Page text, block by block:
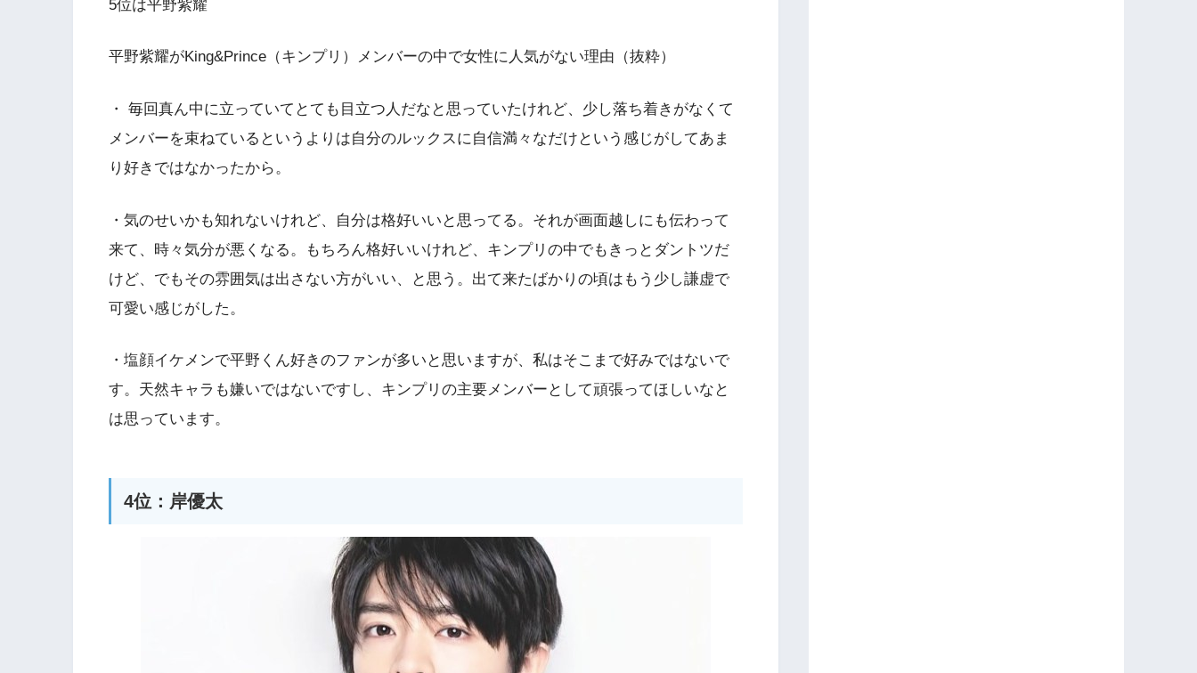
5位は平野紫耀
平野紫耀がKing&Prince（キンプリ）メンバーの中で女性に人気がない理由（抜粋）
・ 毎回真ん中に立っていてとても目立つ人だなと思っていたけれど、少し落ち着きがなくて
メンバーを束ねているというよりは自分のルックスに自信満々なだけという感じがしてあま
り好きではなかったから。
・気のせいかも知れないけれど、自分は格好いいと思ってる。それが画面越しにも伝わって
来て、時々気分が悪くなる。もちろん格好いいけれど、キンプリの中でもきっとダントツだ
けど、でもその雰囲気は出さない方がいい、と思う。出て来たばかりの頃はもう少し謙虚で
可愛い感じがした。
・塩顔イケメンで平野くん好きのファンが多いと思いますが、私はそこまで好みではないで
す。天然キャラも嫌いではないですし、キンプリの主要メンバーとして頑張ってほしいなと
は思っています。
4位：岸優太